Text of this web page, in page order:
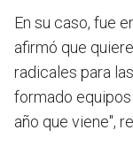
En su caso, fue
afirmó que
radicales para las
formado
año que viene",